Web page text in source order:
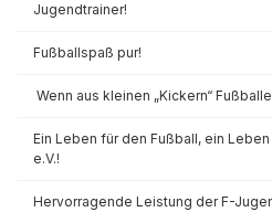
Jugendtrainer!
Fußballspaß pur!
Wenn aus kleinen „Kickern“
Ein Leben für den Fußball, ein
e.V.!
Hervorragende Leistung der F-